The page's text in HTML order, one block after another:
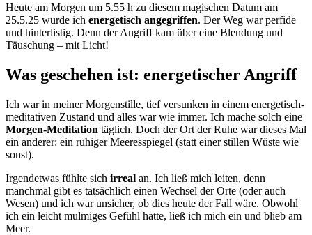
Heute am Morgen um 5.55 h zu diesem magischen Datum am
25.5.25 wurde ich energetisch angegriffen. Der Weg war perfide
und hinterlistig. Denn der Angriff kam über eine Blendung und
Täuschung – mit Licht!
Was geschehen ist: energetischer Angriff
Ich war in meiner Morgenstille, tief versunken in einem energetisch-
meditativen Zustand und alles war wie immer. Ich mache solch eine
Morgen-Meditation täglich. Doch der Ort der Ruhe war dieses Mal
ein anderer: ein ruhiger Meeresspiegel (statt einer stillen Wüste wie
sonst).
Irgendetwas fühlte sich irreal an. Ich ließ mich leiten, denn
manchmal gibt es tatsächlich einen Wechsel der Orte (oder auch
Wesen) und ich war unsicher, ob dies heute der Fall wäre. Obwohl
ich ein leicht mulmiges Gefühl hatte, ließ ich mich ein und blieb am
Meer.